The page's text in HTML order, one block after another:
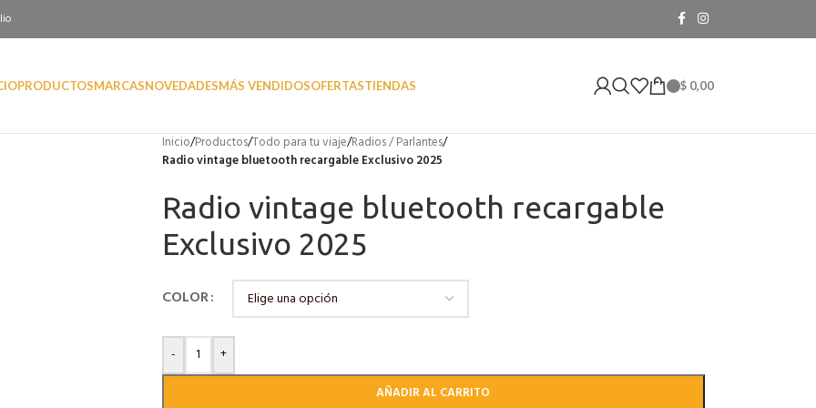
PRODUCTOSMARCASNOVEDADESMÁS VENDIDOSOFERTASTIENDAS $ 0,00
Inicio/Productos/Todo para tu viaje/Radios / Parlantes/
Radio vintage bluetooth recargable Exclusivo 2025
Radio vintage bluetooth recargable
Exclusivo 2025
COLOR
-
+
AÑADIR AL CARRITO